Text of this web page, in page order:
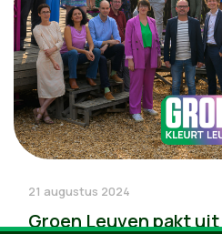
21 augustus 2024
Groen Leuven pakt